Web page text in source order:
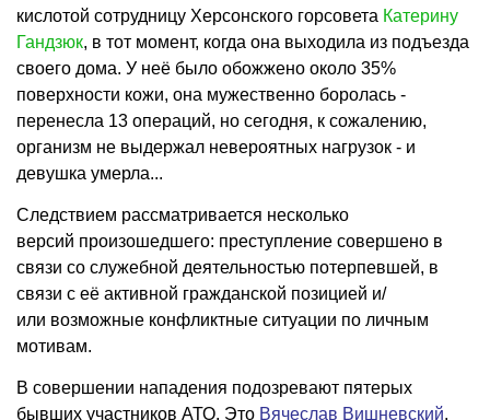
кислотой сотрудницу Херсонского горсовета Катерину
Гандзюк, в тот момент, когда она выходила из подъезда
своего дома. У неё было обожжено около 35%
поверхности кожи, она мужественно боролась -
перенесла 13 операций, но сегодня, к сожалению,
организм не выдержал невероятных нагрузок - и
девушка умерла...
Следствием рассматривается несколько
версий произошедшего: преступление совершено в
связи со служебной деятельностью потерпевшей, в
связи с её активной гражданской позицией и/
или возможные конфликтные ситуации по личным
мотивам.
В совершении нападения подозревают пятерых
бывших участников АТО. Это Вячеслав Вишневский,